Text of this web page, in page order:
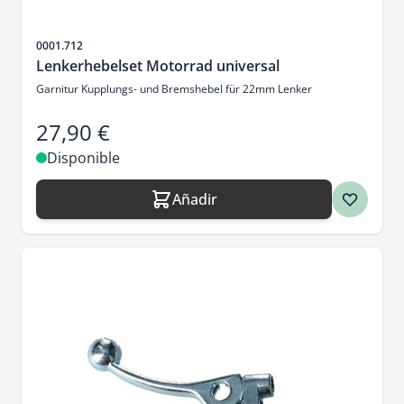
SKU
0001.712
Lenkerhebelset Motorrad universal
Garnitur Kupplungs- und Bremshebel für 22mm Lenker
27,90 €
Disponible
Añadir